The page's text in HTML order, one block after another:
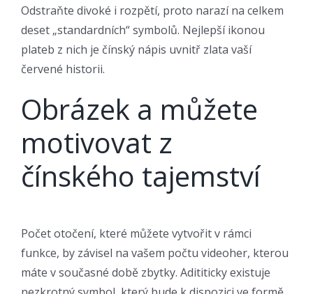
Odstraňte divoké i rozpětí, proto narazí na celkem
deset „standardních“ symbolů. Nejlepší ikonou
plateb z nich je čínský nápis uvnitř zlata vaší
červené historii.
Obrázek a můžete
motivovat z
čínského tajemství
Počet otočení, které můžete vytvořit v rámci
funkce, by závisel na vašem počtu videoher, kterou
máte v současné době zbytky. Adititicky existuje